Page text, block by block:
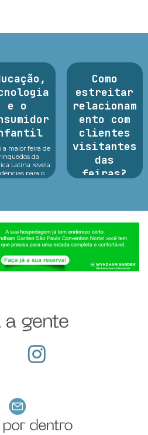
e o
a maior feira de
da
Latina revela
para o
das crianças
Como
estreitar
relacionam
ento com
clientes
visitantes
das
feiras?
recebe diversos
visitantes em seu
stand, apresenta seus
produtos e serviços,
ocorre a troca de